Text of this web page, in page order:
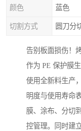
颜色 蓝色
切割方式 圆刀分
告别板面损伤！
作为 PE 保护膜
使用全新料生产
明度与使用寿命
膜、涂布、分切
控管理。同时建